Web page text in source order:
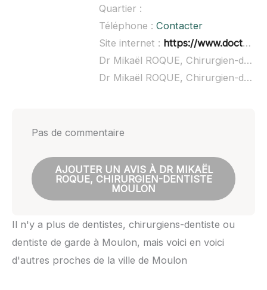
Quartier :
Téléphone : Contacter
Site internet : https://www.doctolib.fr/dentiste/bordeaux/mikael-roque
Dr Mikaël ROQUE, Chirurgien-dentiste Moulon à domicile :
Dr Mikaël ROQUE, Chirurgien-dentiste Moulon ouvert dimanche :
Pas de commentaire
AJOUTER UN AVIS À DR MIKAËL
ROQUE, CHIRURGIEN-DENTISTE
MOULON
Il n'y a plus de dentistes, chirurgiens-dentiste ou
dentiste de garde à Moulon, mais voici en voici
d'autres proches de la ville de Moulon